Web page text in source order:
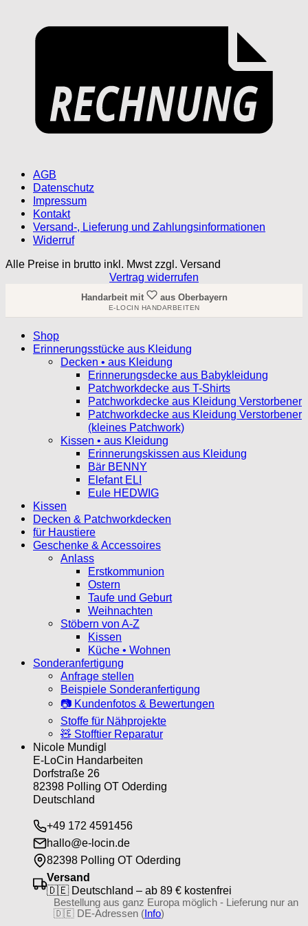
AGB
Datenschutz
Impressum
Kontakt
Versand-, Lieferung und Zahlungsinformationen
Widerruf
Alle Preise in brutto inkl. Mwst zzgl. Versand
Vertrag widerrufen
Handarbeit mit aus Oberbayern
E-LOCIN HANDARBEITEN
Shop
Erinnerungsstücke aus Kleidung
Decken • aus Kleidung
Erinnerungsdecke aus Babykleidung
Patchworkdecke aus T-Shirts
Patchworkdecke aus Kleidung Verstorbener
Patchworkdecke aus Kleidung Verstorbener
(kleines Patchwork)
Kissen • aus Kleidung
Erinnerungskissen aus Kleidung
Bär BENNY
Elefant ELI
Eule HEDWIG
Kissen
Decken & Patchworkdecken
für Haustiere
Geschenke & Accessoires
Anlass
Erstkommunion
Ostern
Taufe und Geburt
Weihnachten
Stöbern von A-Z
Kissen
Küche • Wohnen
Sonderanfertigung
Anfrage stellen
Beispiele Sonderanfertigung
📷 Kundenfotos & Bewertungen
Stoffe für Nähprojekte
🧸 Stofftier Reparatur
Nicole Mundigl
E-LoCin Handarbeiten
Dorfstraße 26
82398 Polling OT Oderding
Deutschland
+49 172 4591456
hallo@e-locin.de
82398 Polling OT Oderding
Versand
🇩🇪 Deutschland – ab 89 € kostenfrei
Bestellung aus ganz Europa möglich - Lieferung nur an
🇩🇪 DE-Adressen (Info)